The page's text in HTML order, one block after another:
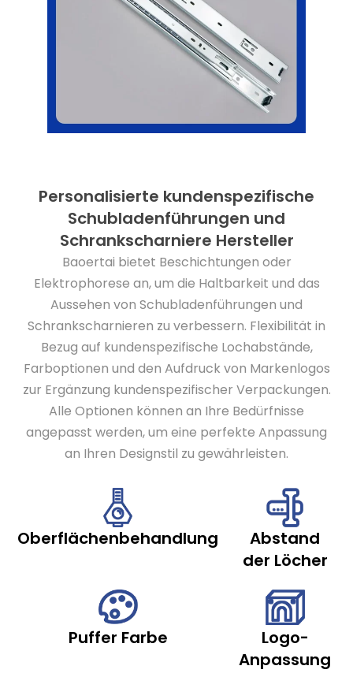
Personalisierte kundenspezifische
Schubladenführungen und
Schrankscharniere Hersteller
Baoertai bietet Beschichtungen oder
Elektrophorese an, um die Haltbarkeit und das
Aussehen von Schubladenführungen und
Schrankscharnieren zu verbessern. Flexibilität in
Bezug auf kundenspezifische Lochabstände,
Farboptionen und den Aufdruck von Markenlogos
zur Ergänzung kundenspezifischer Verpackungen.
Alle Optionen können an Ihre Bedürfnisse
angepasst werden, um eine perfekte Anpassung
an Ihren Designstil zu gewährleisten.
Oberflächenbehandlung
Abstand
der Löcher
Puffer Farbe
Logo-
Anpassung